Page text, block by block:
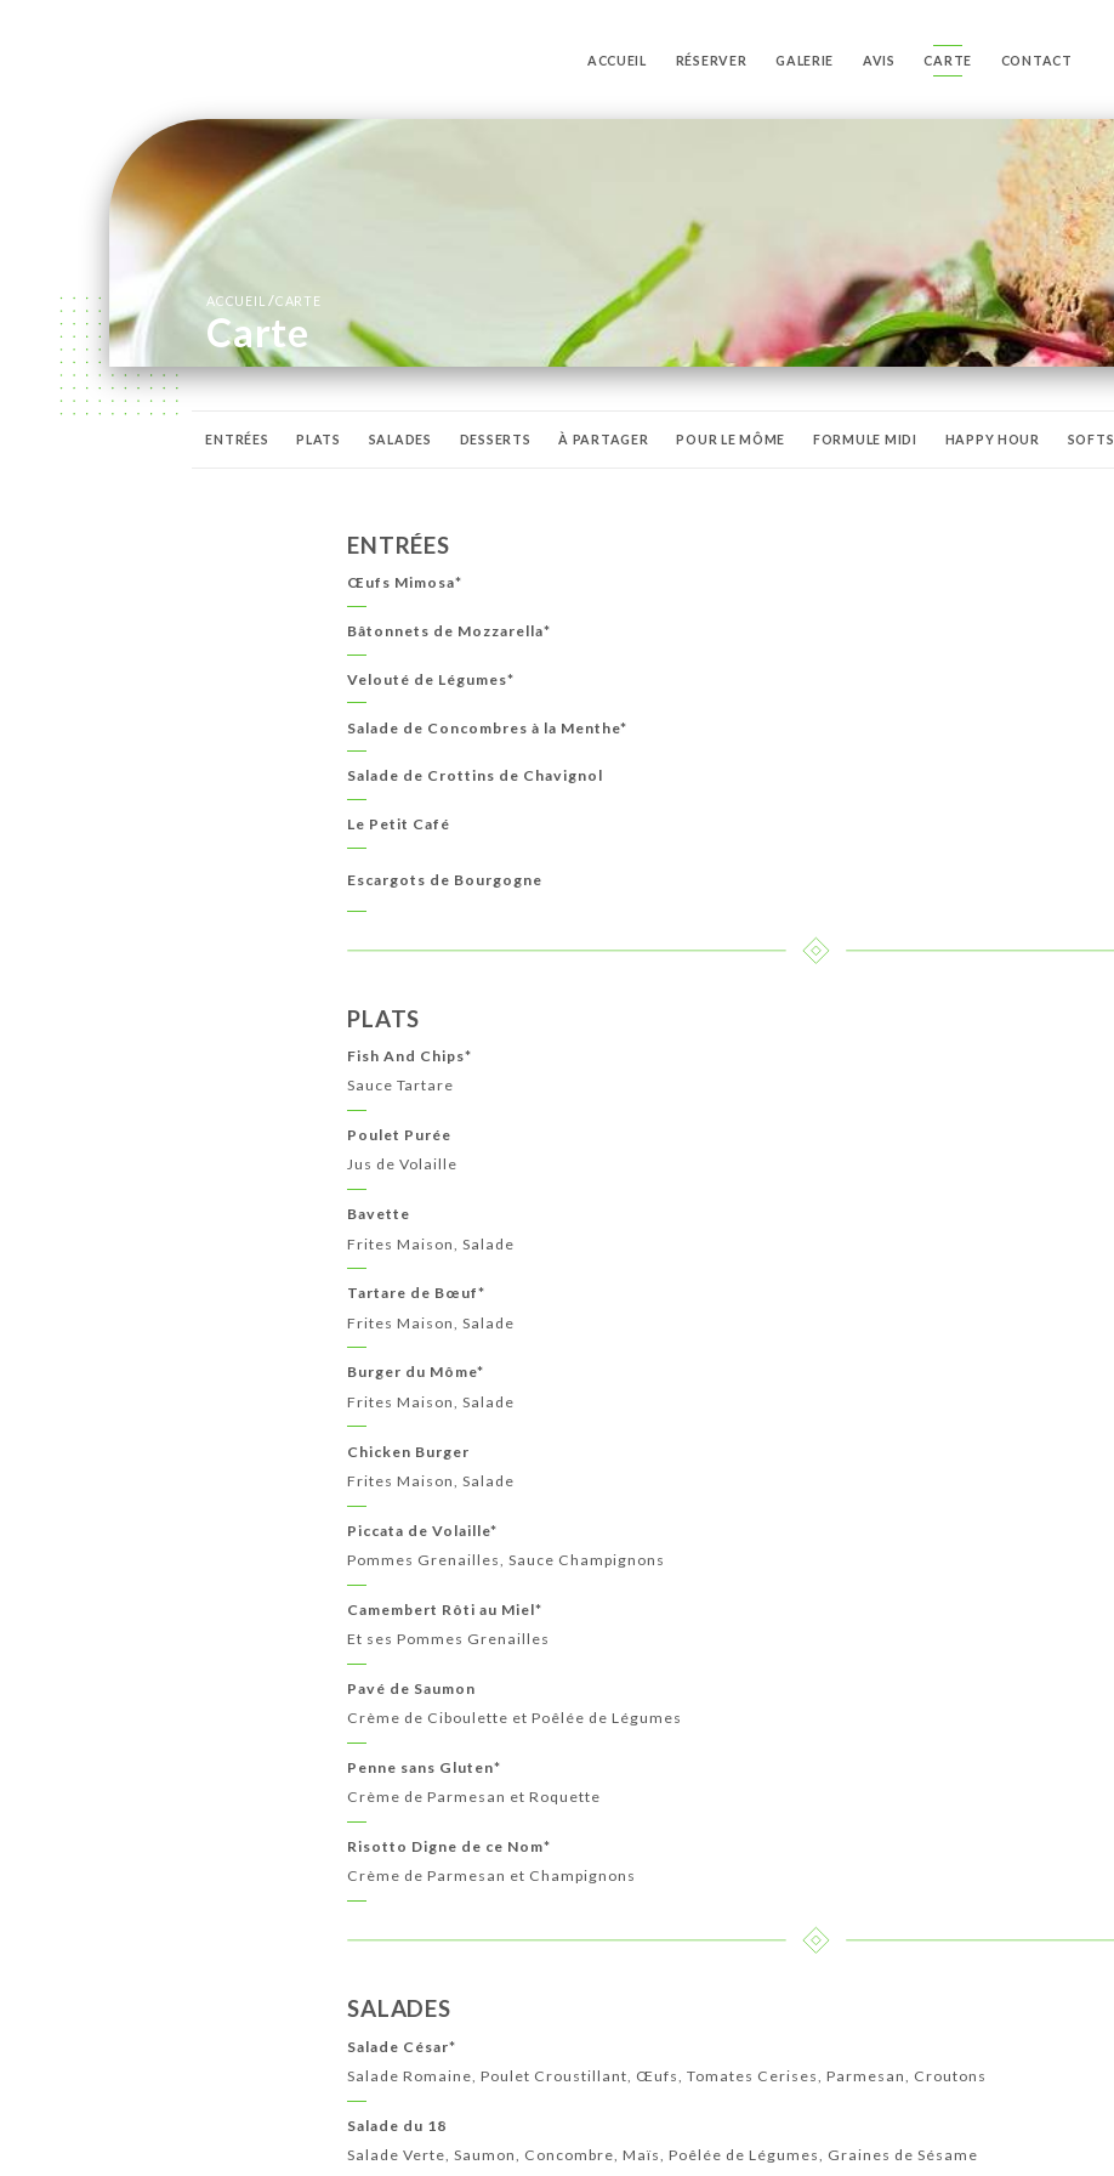
ACCUEIL RÉSERVER GALERIE AVIS CARTE CONTACT
ACCUEIL/CARTE
Carte
ENTRÉES PLATS SALADES DESSERTS À PARTAGER POUR LE MÔME FORMULE MIDI HAPPY HOUR SOFTS
BOISSONS CHAUDESENTRÉES
Œufs Mimosa*
Bâtonnets de Mozzarella*
Velouté de Légumes*
Salade de Concombres à la Menthe*
Salade de Crottins de Chavignol
Le Petit Café
Escargots de Bourgogne
PLATS
Fish And Chips*
Sauce Tartare
Poulet Purée
Jus de Volaille
Bavette
Frites Maison, Salade
Tartare de Bœuf*
Frites Maison, Salade
Burger du Môme*
Frites Maison, Salade
Chicken Burger
Frites Maison, Salade
Piccata de Volaille*
Pommes Grenailles, Sauce Champignons
Camembert Rôti au Miel*
Et ses Pommes Grenailles
Pavé de Saumon
Crème de Ciboulette et Poêlée de Légumes
Penne sans Gluten*
Crème de Parmesan et Roquette
Risotto Digne de ce Nom*
Crème de Parmesan et Champignons
SALADES
Salade César*
Salade Romaine, Poulet Croustillant, Œufs, Tomates Cerises, Parmesan, Croutons
Salade du 18
Salade Verte, Saumon, Concombre, Maïs, Poêlée de Légumes, Graines de Sésame